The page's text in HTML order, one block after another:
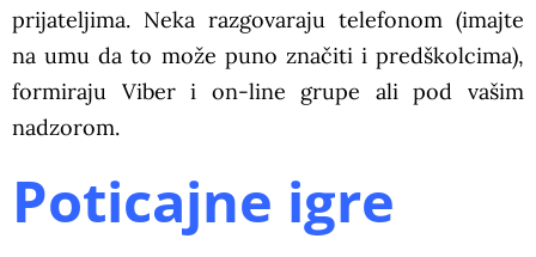
prijateljima. Neka razgovaraju telefonom (imajte
na umu da to može puno značiti i predškolcima),
formiraju Viber i on-line grupe ali pod vašim
nadzorom.
Poticajne igre